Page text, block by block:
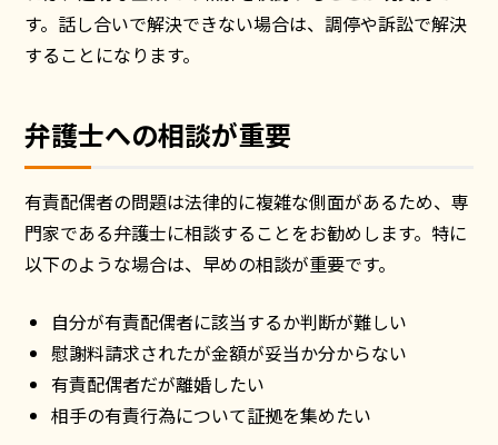
す。話し合いで解決できない場合は、調停や訴訟で解決
することになります。
弁護士への相談が重要
有責配偶者の問題は法律的に複雑な側面があるため、専
門家である弁護士に相談することをお勧めします。特に
以下のような場合は、早めの相談が重要です。
自分が有責配偶者に該当するか判断が難しい
慰謝料請求されたが金額が妥当か分からない
有責配偶者だが離婚したい
相手の有責行為について証拠を集めたい